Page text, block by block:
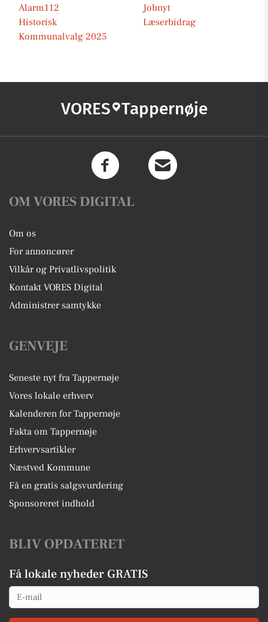
Alarm112
Jobnyt
Historisk
Læserbidrag
Kommunalvalg 2025
VORES Tappernøje
OM VORES DIGITAL
Om os
For annoncører
Vilkår og Privatlivspolitik
Kontakt VORES Digital
Administrer samtykke
GENVEJE
Seneste nyt fra Tappernøje
Vores lokale erhverv
Kalenderen for Tappernøje
Fakta om Tappernøje
Erhvervsartikler
Næstved Kommune
Få en gratis salgsvurdering
Sponsoreret indhold
BLIV OPDATERET
Få lokale nyheder GRATIS
Email